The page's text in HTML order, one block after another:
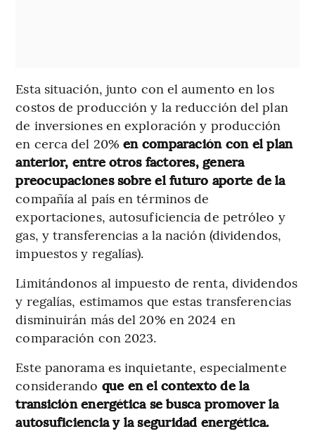
Esta situación, junto con el aumento en los
costos de producción y la reducción del plan
de inversiones en exploración y producción
en cerca del 20%en comparación con el plan
anterior, entre otros factores, genera
preocupaciones sobre el futuro aporte de la
compañía al país en términos de
exportaciones, autosuficiencia de petróleo y
gas, y transferencias a la nación (dividendos,
impuestos y regalías).
Limitándonos al impuesto de renta, dividendos
y regalías, estimamos que estas transferencias
disminuirán más del 20% en 2024 en
comparación con 2023.
Este panorama es inquietante, especialmente
considerando que en el contexto de la
transición energética se busca promover la
autosuficiencia y la seguridad energética.